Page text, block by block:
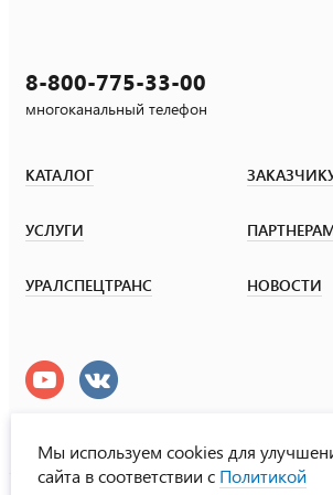
8-800-775-33-00
многоканальный телефон
КАТАЛОГ
УСЛУГИ
УРАЛСПЕЦТРАНС НОВОСТИ
Мы используем cookies для
сайта в соответствии с Политикой